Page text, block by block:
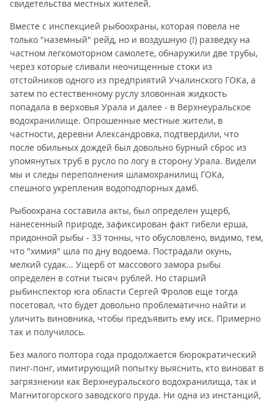
свидетельства местных жителей.
Вместе с инспекцией рыбоохраны, которая повела не
только "наземный" рейд, но и воздушную (!) разведку на
частном легкомоторном самолете, обнаружили две трубы,
через которые сливали неочищенные стоки из
отстойников одного из предприятий Учалинского ГОКа, а
затем по естественному руслу зловонная жидкость
попадала в верховья Урала и далее - в Верхнеуральское
водохранилище. Опрошенные местные жители, в
частности, деревни Александровка, подтвердили, что
после обильных дождей был довольно бурный сброс из
упомянутых труб в русло по логу в сторону Урала. Видели
мы и следы переполнения шламохранилищ ГОКа,
спешного укрепления водоподпорных дамб.
Рыбоохрана составила акты, был определен ущерб,
нанесенный природе, зафиксирован факт гибели ерша,
придонной рыбы - 33 тонны, что обусловлено, видимо, тем,
что "химия" шла по дну водоема. Пострадали окунь,
мелкий судак... Ущерб от массового замора рыбы
определен в сотни тысяч рублей. Но старший
рыбинспектор юга области Сергей Фролов еще тогда
посетовал, что будет довольно проблематично найти и
уличить виновника, чтобы предъявить ему иск. Примерно
так и получилось.
Без малого полтора года продолжается бюрократический
пинг-понг, имитирующий попытку выяснить, кто виноват в
загрязнении как Верхнеуральского водохранилища, так и
Магнитогорского заводского пруда. Ни одна из инстанций,